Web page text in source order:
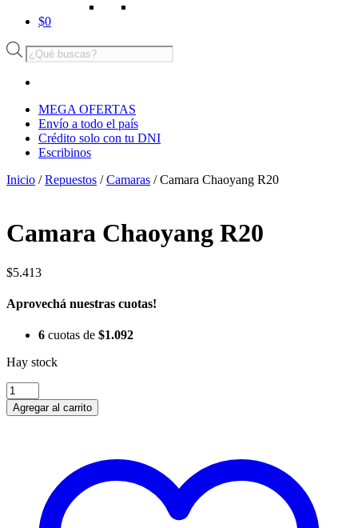
$0
Búsqueda
de
MEGA OFERTAS
Envío a todo el país
Crédito solo con tu DNI
Escribinos
Inicio /Repuestos /Camaras / Camara Chaoyang R20
Camara Chaoyang R20
$5.413
Aprovechá nuestras cuotas!
6 cuotas de $1.092
Hay stock
Camara
Chaoyang
R20
Agregar al carrito